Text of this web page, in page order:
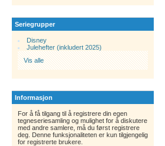
Seriegrupper
Disney
Julehefter (inkludert 2025)
Vis alle
Informasjon
For å få tilgang til å registrere din egen
tegneseriesamling og mulighet for å diskutere
med andre samlere, må du først registrere
deg. Denne funksjonaliteten er kun tilgjengelig
for registrerte brukere.